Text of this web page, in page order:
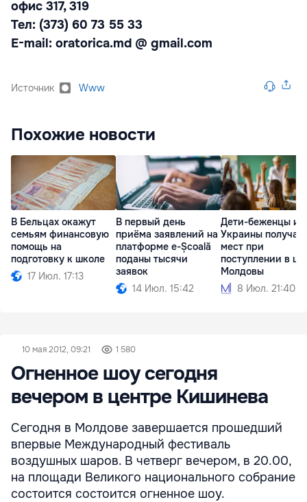
офис 317, 319
Тел: (373) 60 73 55 33
E-mail: oratorica.md @ gmail.com
Источник Www
Похожие новости
В Бельцах окажут
семьям финансовую
помощь на
подготовку к школе
17 Июл. 17:13
В первый день
приёма заявлений на
платформе e-Școală
поданы тысячи
заявок
14 Июл. 15:42
Дети-беженцы из
Украины получат
мест при
поступлении в
Молдовы
8 Июл. 21:40
10 мая 2012, 09:21 1 580
Огненное шоу сегодня
вечером в центре Кишинева
Сегодня в Молдове завершается прошедший
впервые Международный фестиваль
воздушных шаров. В четверг вечером, в 20.00,
на площади Великого национального собрание
состоится состоится огненное шоу.